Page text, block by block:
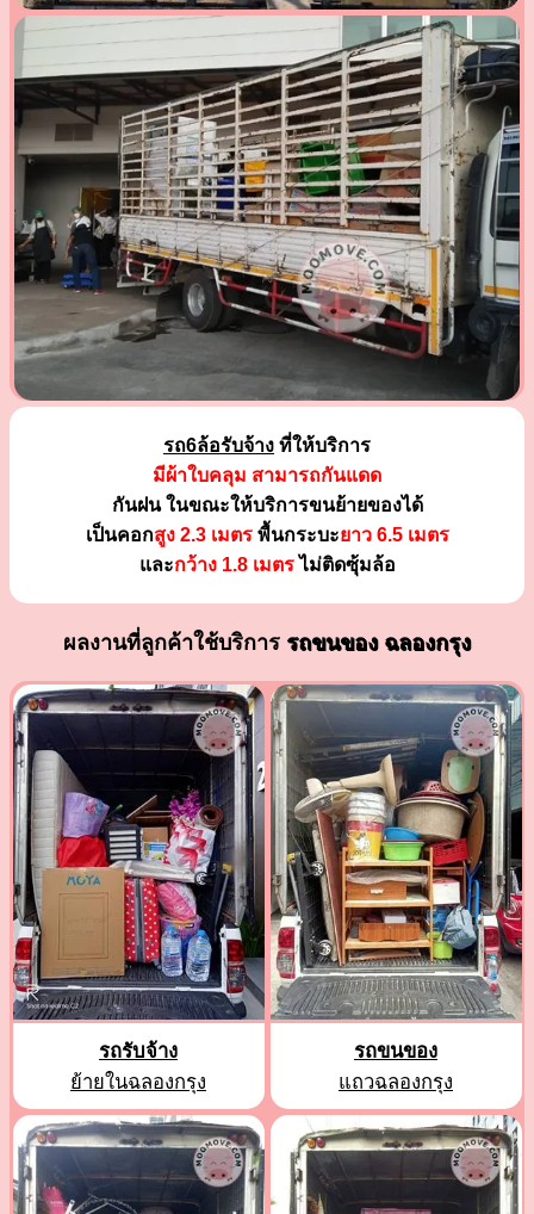
รถ6ล้อรับจ้าง ที่ให้บริการ
มีผ้าใบคลุม สามารถกันแดด
กันฝน ในขณะให้บริการขนย้ายของได้
เป็นคอกสูง 2.3 เมตรพื้นกระบะยาว 6.5 เมตร
และกว้าง 1.8 เมตรไม่ติดซุ้มล้อ
ผลงานที่ลูกค้าใช้บริการ รถขนของ ฉลองกรุง
รถรับจ้าง
ย้ายในฉลองกรุง
รถขนของ
แถวฉลองกรุง